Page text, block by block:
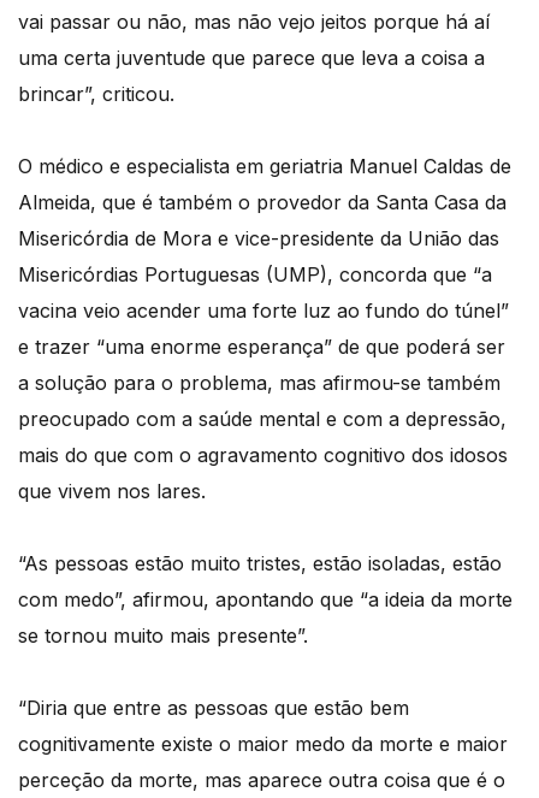
vai passar ou não, mas não vejo jeitos porque há aí
uma certa juventude que parece que leva a coisa a
brincar”, criticou.
O médico e especialista em geriatria Manuel Caldas de
Almeida, que é também o provedor da Santa Casa da
Misericórdia de Mora e vice-presidente da União das
Misericórdias Portuguesas (UMP), concorda que “a
vacina veio acender uma forte luz ao fundo do túnel”
e trazer “uma enorme esperança” de que poderá ser
a solução para o problema, mas afirmou-se também
preocupado com a saúde mental e com a depressão,
mais do que com o agravamento cognitivo dos idosos
que vivem nos lares.
“As pessoas estão muito tristes, estão isoladas, estão
com medo”, afirmou, apontando que “a ideia da morte
se tornou muito mais presente”.
“Diria que entre as pessoas que estão bem
cognitivamente existe o maior medo da morte e maior
perceção da morte, mas aparece outra coisa que é o